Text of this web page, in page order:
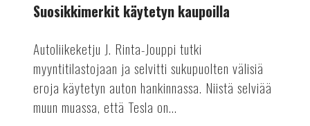
Suosikkimerkit käytetyn kaupoilla
Autoliikeketju J. Rinta-Jouppi tutki
myyntitilastojaan ja selvitti sukupuolten välisiä
eroja käytetyn auton hankinnassa. Niistä selviää
muun muassa, että Tesla on...